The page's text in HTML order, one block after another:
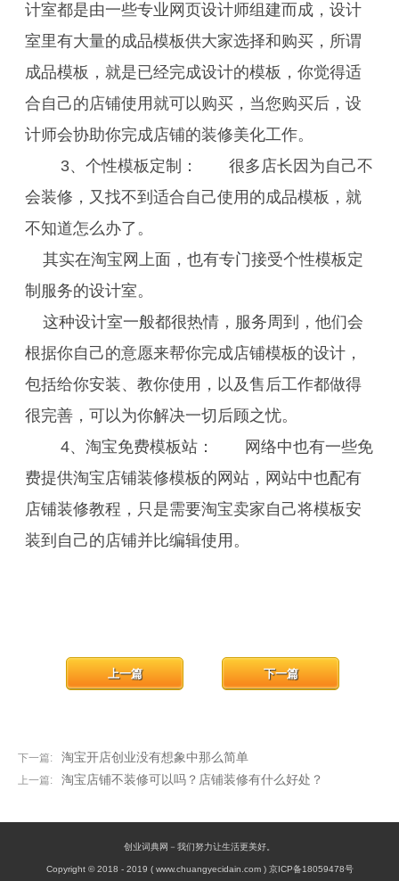
计室都是由一些专业网页设计师组建而成，设计
室里有大量的成品模板供大家选择和购买，所谓
成品模板，就是已经完成设计的模板，你觉得适
合自己的店铺使用就可以购买，当您购买后，设
计师会协助你完成店铺的装修美化工作。
3、个性模板定制： 很多店长因为自己不
会装修，又找不到适合自己使用的成品模板，就
不知道怎么办了。
其实在淘宝网上面，也有专门接受个性模板定
制服务的设计室。
这种设计室一般都很热情，服务周到，他们会
根据你自己的意愿来帮你完成店铺模板的设计，
包括给你安装、教你使用，以及售后工作都做得
很完善，可以为你解决一切后顾之忧。
4、淘宝免费模板站： 网络中也有一些免
费提供淘宝店铺装修模板的网站，网站中也配有
店铺装修教程，只是需要淘宝卖家自己将模板安
装到自己的店铺并比编辑使用。
下一篇: 淘宝开店创业没有想象中那么简单
下一篇
上一篇: 淘宝店铺不装修可以吗？店铺装修有什么好处？
上一篇
创业词典网－我们努力让生活更美好。
Copyright © 2018 - 2019 ( www.chuangyecidain.com ) 京ICP备18059478号